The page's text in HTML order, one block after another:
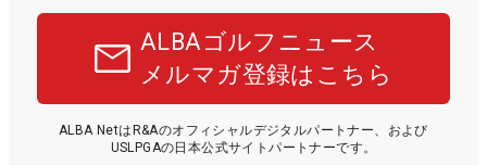
ALBAゴルフニュース
メルマガ登録はこちら
ALBA NetはR&Aのオフィシャルデジタルパートナー、および
USLPGAの日本公式サイトパートナーです。